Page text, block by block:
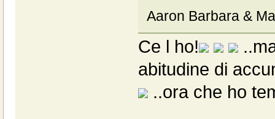
Aaron Barbara &
Ce l ho!
abitudine di
..ora che ho